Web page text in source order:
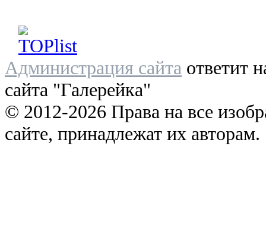
Администрация сайта ответит
сайта "Галерейка"
© 2012-2026 Права на все
сайте, принадлежат их авторам.